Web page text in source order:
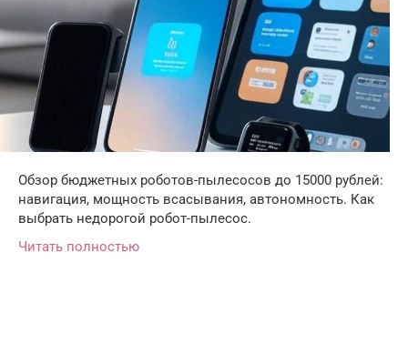
Обзор бюджетных роботов-пылесосов до 15000 рублей:
навигация, мощность всасывания, автономность. Как
выбрать недорогой робот-пылесос.
Читать полностью